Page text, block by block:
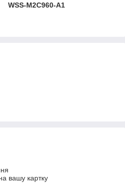
WSS-M2C960-A1
вашу картку